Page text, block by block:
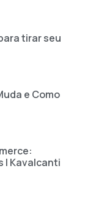
tirar seu
e Como
| Kavalcanti